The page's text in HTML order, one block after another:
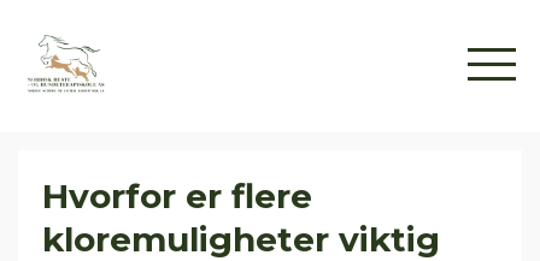
Hvorfor er flere
kloremuligheter viktig